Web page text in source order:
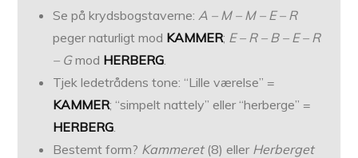
Se på krydsbogstaverne: A – M – M – E – R
peger naturligt mod KAMMER; E – R – B – E – R
– Gmod HERBERG
Tjek ledetrådens tone: “Lille værelse” =
KAMMER; “simpelt nattely” eller “herberge” =
HERBERG
Bestemt form? Kammeret(8) eller Herberget